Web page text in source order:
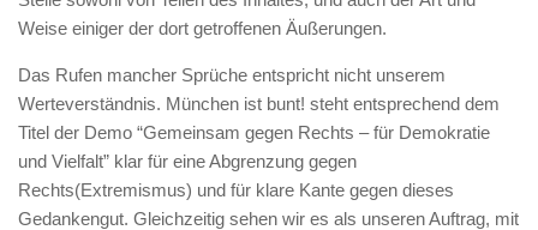
Weise einiger der dort getroffenen Äußerungen.
Das Rufen mancher Sprüche entspricht nicht unserem
Werteverständnis. München ist bunt! steht entsprechend dem
Titel der Demo “Gemeinsam gegen Rechts – für Demokratie
und Vielfalt” klar für eine Abgrenzung gegen
Rechts(Extremismus) und für klare Kante gegen dieses
Gedankengut. Gleichzeitig sehen wir es als unseren Auftrag, mit